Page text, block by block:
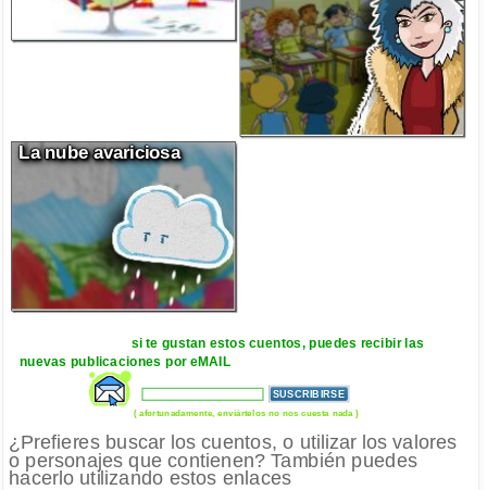
La nube avariciosa
si te gustan estos cuentos, puedes recibir las
nuevas publicaciones por eMAIL
( afortunadamente, enviártelos no nos cuesta nada )
¿Prefieres buscar los cuentos, o utilizar los valores
o personajes que contienen? También puedes
hacerlo utilizando estos enlaces